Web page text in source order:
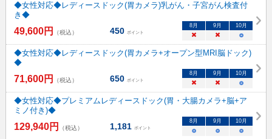
◆女性対応◆レディースドック(胃カメラ)乳がん・子宮がん検査付
き◆
49,600円 （税込） 450 ポイント
8月 9月 10月
× × ○
◆女性対応◆レディースドック(胃カメラ+オープン型MRI脳ドック)
◆
71,600円 （税込） 650 ポイント
8月 9月 10月
× × ○
◆女性対応◆プレミアムレディースドック(胃・大腸カメラ+脳+ア
ミノ付き)◆
129,940円 （税込） 1,181 ポイント
8月 9月 10月
○ ○ ○